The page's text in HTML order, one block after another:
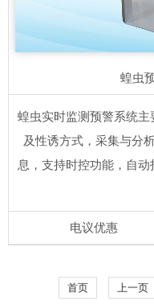
蝗虫
蝗虫实时监测预警系统
及性诱方式，采集与分
息，支持时控功能，自
电议优惠
首页 上一页